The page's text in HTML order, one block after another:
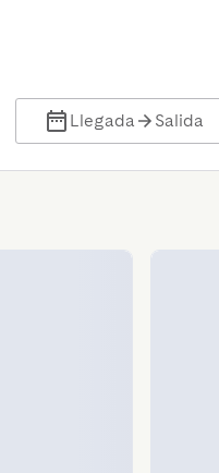
Llegada Salida